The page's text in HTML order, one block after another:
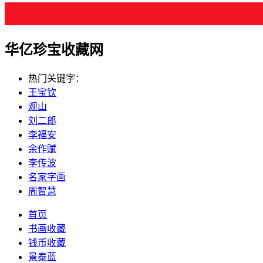
华亿珍宝收藏网
热门关键字：
王宝钦
观山
刘二郎
李福安
余作赋
李传波
名家字画
周智慧
首页
书画收藏
钱币收藏
景泰蓝